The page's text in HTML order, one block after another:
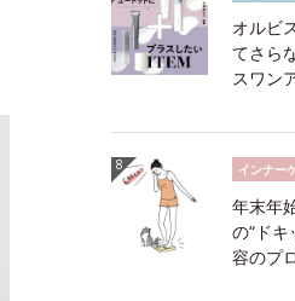
オルビ
てさら
スワン
インナー
年末年
の“ド
容のプ